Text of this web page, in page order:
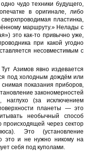
чудо техники будущего,
в оригинале, либо
пластинка,
маршруту.» Нелады с
это как-то привычно уже,
при какой угодно
несовместимым с
Азимов явно издевается
под холодным дождём или
показания приборов,
закономерностей
наглухо (за исключением
планеты — это
необычный способ
происходящей через сектор
Это (установление
это и не нужно никому на
себя под куполами.